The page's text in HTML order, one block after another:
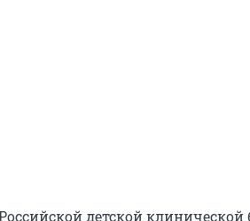
детской клинической